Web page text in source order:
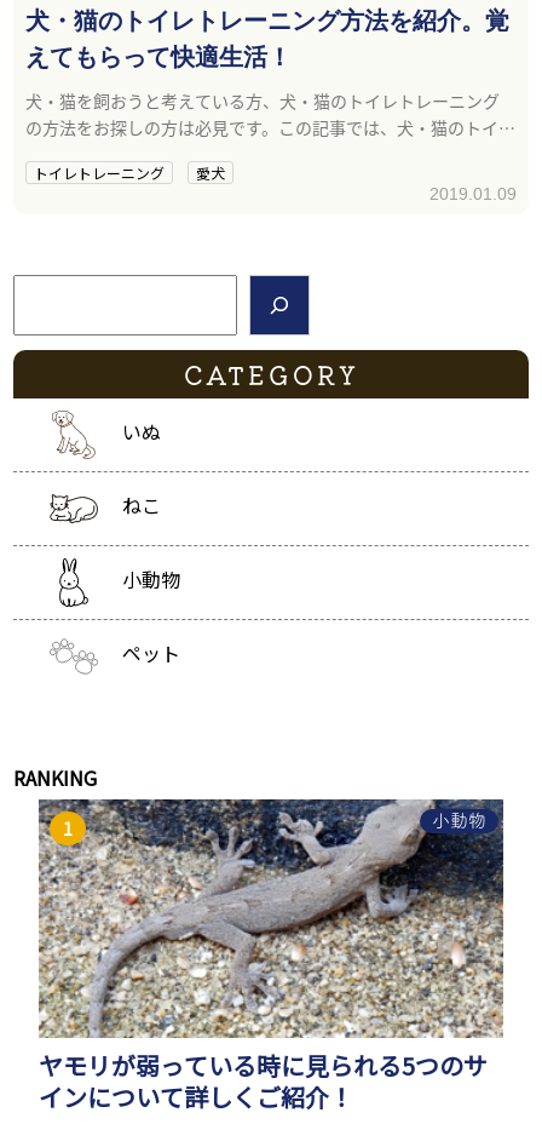
犬・猫のトイレトレーニング方法を紹介。覚
えてもらって快適生活！
犬・猫を飼おうと考えている方、犬・猫のトイレトレーニング
の方法をお探しの方は必見です。この記事では、犬・猫のトイレ
トイレトレーニング 愛犬
2019.01.09
検索
CATEGORY
いぬ
ねこ
小動物
ペット
RANKING
小動物
ヤモリが弱っている時に見られる5つのサ
インについて詳しくご紹介！